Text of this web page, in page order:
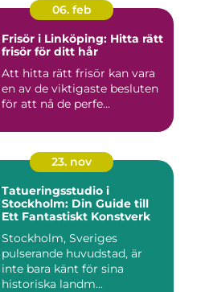
06. feb
Frisör i Linköping: Hitta rätt
frisör för ditt hår
Att hitta rätt frisör kan vara
en av de viktigaste besluten
för att nå de perfe...
23. nov
Tatueringsstudio i
Stockholm: Din Guide till
Ett Fantastiskt Konstverk
Stockholm, Sveriges
pulserande huvudstad, är
inte bara känt för sina
historiska landm...